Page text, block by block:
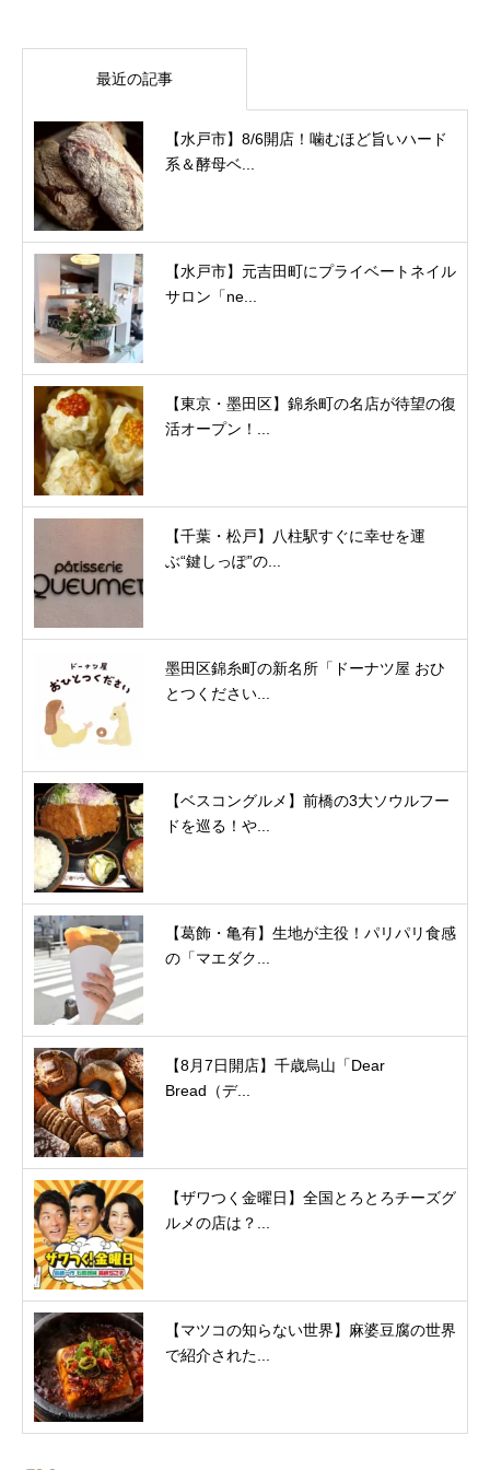
最近の記事
【水戸市】8/6開店！噛むほど旨いハード
系＆酵母ベ...
【水戸市】元吉田町にプライベートネイル
サロン「ne...
【東京・墨田区】錦糸町の名店が待望の復
活オープン！...
【千葉・松戸】八柱駅すぐに幸せを運
ぶ“鍵しっぽ”の...
墨田区錦糸町の新名所「ドーナツ屋 おひ
とつください...
【ベスコングルメ】前橋の3大ソウルフー
ドを巡る！や...
【葛飾・亀有】生地が主役！パリパリ食感
の「マエダク...
【8月7日開店】千歳烏山「Dear
Bread（デ...
【ザワつく金曜日】全国とろとろチーズグ
ルメの店は？...
【マツコの知らない世界】麻婆豆腐の世界
で紹介された...